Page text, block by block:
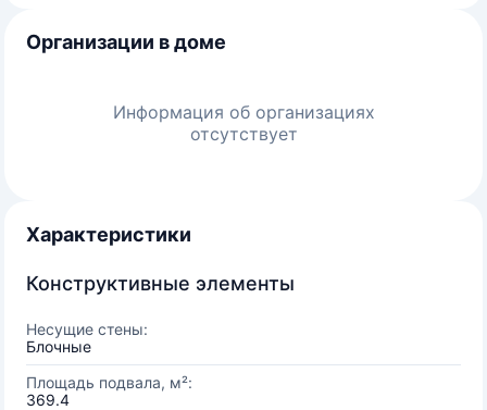
Организации в доме
Информация об организациях
отсутствует
Характеристики
Конструктивные элементы
Несущие стены:
Блочные
Площадь подвала, м²:
369.4